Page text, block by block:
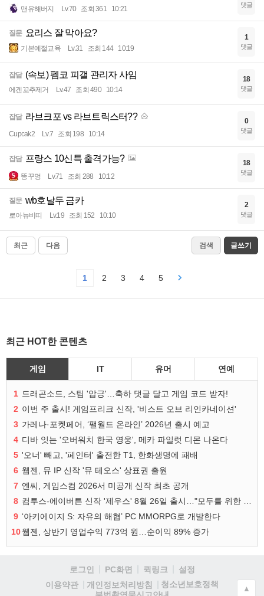
맨유해버지 Lv.70 조회 361 10:21 댓글
질문 요리스 잘 막아요?
기본예절교육 Lv.31 조회 144 10:19
1
댓글
잡담 (속보) 펨코 피갤 관리자 사임
에겐꼬추제거 Lv.47 조회 490 10:14
18
댓글
잡담 라브크포 vs 라브트릭스터??
Cupcak2 Lv.7 조회 198 10:14
0
댓글
잡담 프랑스 10신특 출격가능?
똥꾸멍 Lv.71 조회 288 10:12
18
댓글
질문 wb호날두 금카
로아뉴비띠 Lv.19 조회 152 10:10
2
댓글
최근 다음 검색 글쓰기
1 2 3 4 5
최근 HOT한 콘텐츠
게임 IT 유머 연예
1 드래곤소드, 스팀 '압긍'…축하 댓글 달고 게임 코드 받자!
2 이번 주 출시! 게임프리크 신작, '비스트 오브 리인카네이션'
3 가레나·포켓페어, ‘팰월드 온라인’ 2026년 출시 예고
4 디바 잇는 '오버워치 한국 영웅', 메카 파일럿 디몬 나온다
5 '오너' 빼고, '페인터' 출전한 T1, 한화생명에 패배
6 웹젠, 뮤 IP 신작 '뮤 테오스' 상표권 출원
7 엔씨, 게임스컴 2026서 미공개 신작 최초 공개
8
9 ‘아키에이지 S: 자유의 해협’ PC MMORPG로 개발한다
10웹젠, 상반기 영업수익 773억 원…순이익 89% 증가
로그인 PC화면 퀵링크
설정
이용약관
개인정보처리방침
청소년보호정책
▲